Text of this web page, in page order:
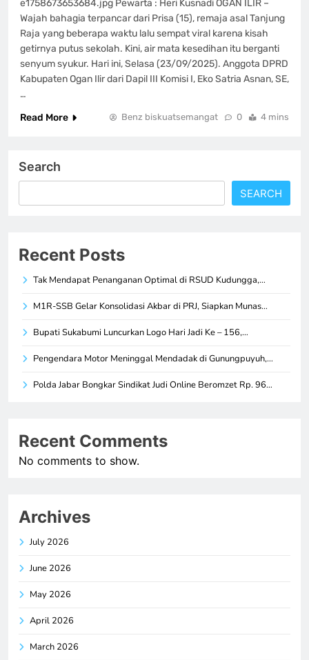
e1758673653684.jpg Pewarta : Heri Kusnadi OGAN ILIR –
Wajah bahagia terpancar dari Prisa (15), remaja asal Tanjung
Raja yang beberapa waktu lalu sempat viral karena kisah
getirnya putus sekolah. Kini, air mata kesedihan itu berganti
senyum syukur. Hari ini, Selasa (23/09/2025). Anggota DPRD
Kabupaten Ogan Ilir dari Dapil III Komisi I, Eko Satria Asnan, SE,
…
Read More
Benz biskuatsemangat 0 4 mins
Search
SEARCH
Recent Posts
Tak Mendapat Penanganan Optimal di RSUD Kudungga,…
M1R-SSB Gelar Konsolidasi Akbar di PRJ, Siapkan Munas…
Bupati Sukabumi Luncurkan Logo Hari Jadi Ke – 156,…
Pengendara Motor Meninggal Mendadak di Gunungpuyuh,…
Polda Jabar Bongkar Sindikat Judi Online Beromzet Rp. 96…
Recent Comments
No comments to show.
Archives
July 2026
June 2026
May 2026
April 2026
March 2026